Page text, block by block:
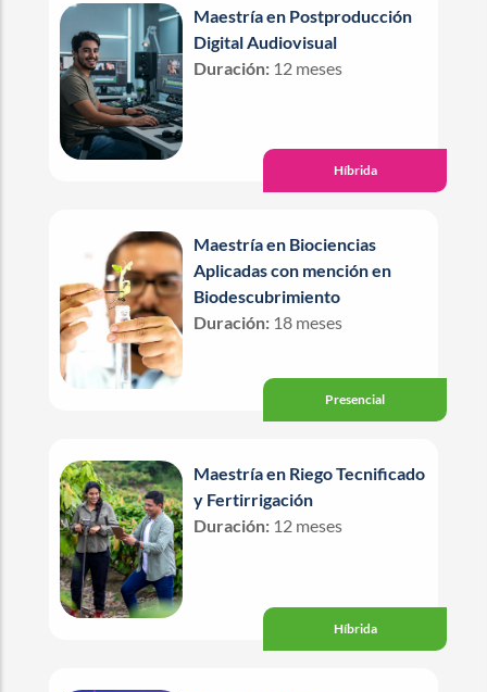
Maestría en Postproducción
Digital Audiovisual
Duración: 12 meses
Híbrida
Maestría en Biociencias
Aplicadas con mención en
Biodescubrimiento
Duración: 18 meses
Presencial
Maestría en Riego Tecnificado
y Fertirrigación
Duración: 12 meses
Híbrida